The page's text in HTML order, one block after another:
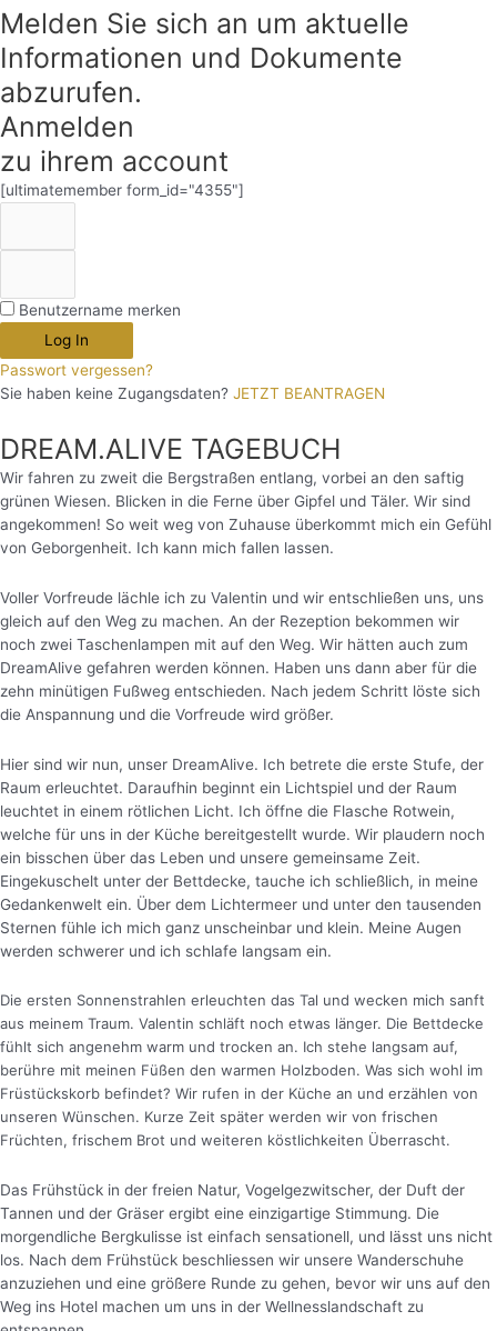
Melden Sie sich an um aktuelle
Informationen und Dokumente
abzurufen.
Anmelden
zu ihrem account
[ultimatemember form_id="4355"]
Benutzername merken
Log In
Passwort vergessen?
Sie haben keine Zugangsdaten? JETZT BEANTRAGEN
DREAM.ALIVE TAGEBUCH
Wir fahren zu zweit die Bergstraßen entlang, vorbei an den saftig
grünen Wiesen. Blicken in die Ferne über Gipfel und Täler. Wir sind
angekommen! So weit weg von Zuhause überkommt mich ein Gefühl
von Geborgenheit. Ich kann mich fallen lassen.
Voller Vorfreude lächle ich zu Valentin und wir entschließen uns, uns
gleich auf den Weg zu machen. An der Rezeption bekommen wir
noch zwei Taschenlampen mit auf den Weg. Wir hätten auch zum
DreamAlive gefahren werden können. Haben uns dann aber für die
zehn minütigen Fußweg entschieden. Nach jedem Schritt löste sich
die Anspannung und die Vorfreude wird größer.
Hier sind wir nun, unser DreamAlive. Ich betrete die erste Stufe, der
Raum erleuchtet. Daraufhin beginnt ein Lichtspiel und der Raum
leuchtet in einem rötlichen Licht. Ich öffne die Flasche Rotwein,
welche für uns in der Küche bereitgestellt wurde. Wir plaudern noch
ein bisschen über das Leben und unsere gemeinsame Zeit.
Eingekuschelt unter der Bettdecke, tauche ich schließlich, in meine
Gedankenwelt ein. Über dem Lichtermeer und unter den tausenden
Sternen fühle ich mich ganz unscheinbar und klein. Meine Augen
werden schwerer und ich schlafe langsam ein.
Die ersten Sonnenstrahlen erleuchten das Tal und wecken mich sanft
aus meinem Traum. Valentin schläft noch etwas länger. Die Bettdecke
fühlt sich angenehm warm und trocken an. Ich stehe langsam auf,
berühre mit meinen Füßen den warmen Holzboden. Was sich wohl im
Früstückskorb befindet? Wir rufen in der Küche an und erzählen von
unseren Wünschen. Kurze Zeit später werden wir von frischen
Früchten, frischem Brot und weiteren köstlichkeiten Überrascht.
Das Frühstück in der freien Natur, Vogelgezwitscher, der Duft der
Tannen und der Gräser ergibt eine einzigartige Stimmung. Die
morgendliche Bergkulisse ist einfach sensationell, und lässt uns nicht
los. Nach dem Frühstück beschliessen wir unsere Wanderschuhe
anzuziehen und eine größere Runde zu gehen, bevor wir uns auf den
Weg ins Hotel machen um uns in der Wellnesslandschaft zu